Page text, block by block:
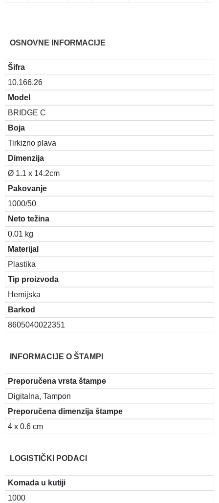
OSNOVNE INFORMACIJE
Šifra
10.166.26
Model
BRIDGE C
Boja
Tirkizno plava
Dimenzija
Ø 1.1 x 14.2cm
Pakovanje
1000/50
Neto težina
0.01 kg
Materijal
Plastika
Tip proizvoda
Hemijska
Barkod
8605040022351
INFORMACIJE O ŠTAMPI
Preporučena vrsta štampe
Digitalna, Tampon
Preporučena dimenzija štampe
4 x 0.6 cm
LOGISTIČKI PODACI
Komada u kutiji
1000